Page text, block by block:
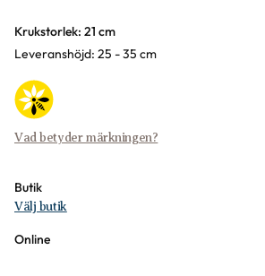
Varianter
Krukstorlek: 21 cm
Leveranshöjd: 25 - 35 cm
Vad betyder märkningen?
Butik
Välj butik
Online